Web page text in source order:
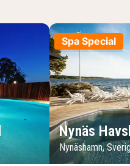
Spa Special
Nynäs
Nynäshamn,